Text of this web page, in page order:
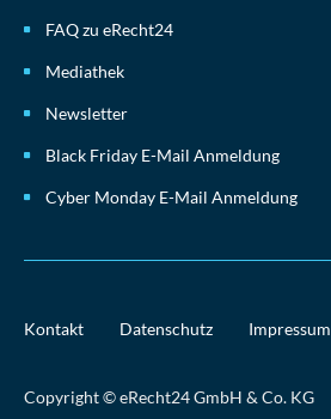
FAQ zu eRecht24
Mediathek
Newsletter
Black Friday E-Mail Anmeldung
Cyber Monday E-Mail Anmeldung
Kontakt Datenschutz Impressum
Copyright © eRecht24 GmbH & Co. KG